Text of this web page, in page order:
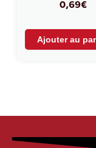
0,69€
Ajouter au